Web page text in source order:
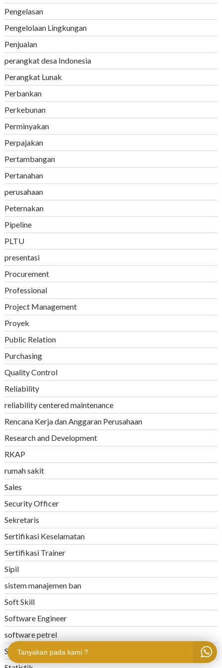
Pengelasan
Pengelolaan Lingkungan
Penjualan
perangkat desa Indonesia
Perangkat Lunak
Perbankan
Perkebunan
Perminyakan
Perpajakan
Pertambangan
Pertanahan
perusahaan
Peternakan
Pipeline
PLTU
presentasi
Procurement
Professional
Project Management
Proyek
Public Relation
Purchasing
Quality Control
Reliability
reliability centered maintenance
Rencana Kerja dan Anggaran Perusahaan
Research and Development
RKAP
rumah sakit
Sales
Security Officer
Sekretaris
Sertifikasi Keselamatan
Sertifikasi Trainer
Sipil
sistem manajemen ban
Soft Skill
Software Engineer
software petrel
StatisticTanyakan pada kami ?